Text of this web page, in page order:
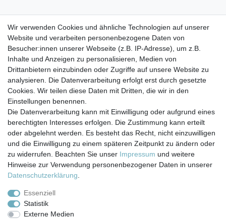
- 2 x ca.750 ml Mischbettharz Purolite MB400 (neu und
vakuumverpackt)
- 1 x 10" Filter-Patrone (Deckel zum schrauben)
Impressum Daten­schutz­erklärung AGB
Barrierefreiheitserklärung Widerrufs­recht
Versand- & Zahlungsbedingungen
Wir verwenden Cookies und ähnliche Technologien auf unserer
Website und verarbeiten personenbezogene Daten von
Besucher:innen unserer Webseite (z.B. IP-Adresse), um z.B.
Inhalte und Anzeigen zu personalisieren, Medien von
Drittanbietern einzubinden oder Zugriffe auf unsere Website zu
analysieren. Die Datenverarbeitung erfolgt erst durch gesetzte
Cookies. Wir teilen diese Daten mit Dritten, die wir in den
Einstellungen benennen.
Die Datenverarbeitung kann mit Einwilligung oder aufgrund eines
berechtigten Interesses erfolgen. Die Zustimmung kann erteilt
oder abgelehnt werden. Es besteht das Recht, nicht einzuwilligen
und die Einwilligung zu einem späteren Zeitpunkt zu ändern oder
zu widerrufen. Beachten Sie unser Impressum und weitere
Hinweise zur Verwendung personenbezogener Daten in unserer
Daten­schutz­erklärung
Essenziell
Statistik
Externe Medien